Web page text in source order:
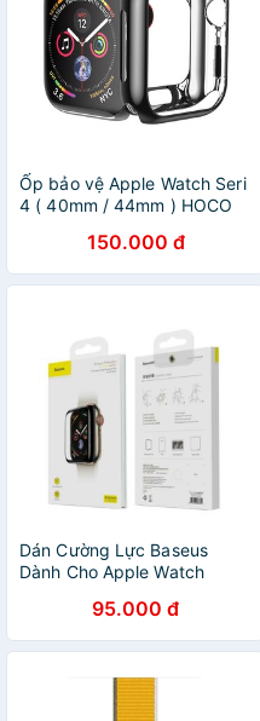
Ốp bảo vệ Apple Watch Seri
4 ( 40mm / 44mm ) HOCO
150.000 đ
Dán Cường Lực Baseus
Dành Cho Apple Watch
95.000 đ